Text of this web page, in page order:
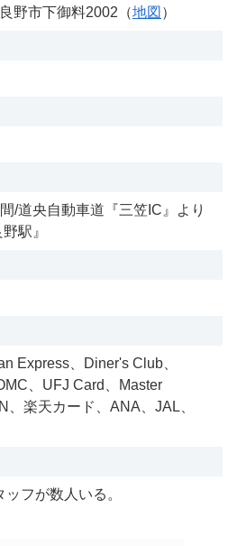
野市下御料2002（地図 ）
/道央自動車道『三笠IC』より
駅』
Express、Diner's Club、
、UFJ Card、Master
楽天カード、ANA、JAL、
フが数人いる。